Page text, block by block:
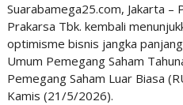
Suarabamega25.com, Jakarta –
Prakarsa Tbk. kembali
optimisme bisnis jangka
Umum Pemegang Saham
Pemegang Saham Luar Biasa
Kamis (21/5/2026).